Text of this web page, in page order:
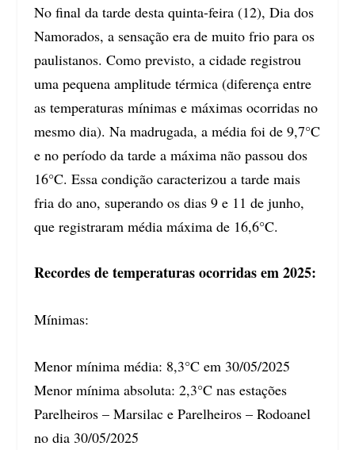
No final da tarde desta quinta-feira (12), Dia dos
Namorados, a sensação era de muito frio para os
paulistanos. Como previsto, a cidade registrou
uma pequena amplitude térmica (diferença entre
as temperaturas mínimas e máximas ocorridas no
mesmo dia). Na madrugada, a média foi de 9,7°C
e no período da tarde a máxima não passou dos
16°C. Essa condição caracterizou a tarde mais
fria do ano, superando os dias 9 e 11 de junho,
que registraram média máxima de 16,6°C.
Recordes de temperaturas ocorridas em 2025:
Mínimas:
Menor mínima média: 8,3°C em 30/05/2025
Menor mínima absoluta: 2,3°C nas estações
Parelheiros – Marsilac e Parelheiros – Rodoanel
no dia 30/05/2025